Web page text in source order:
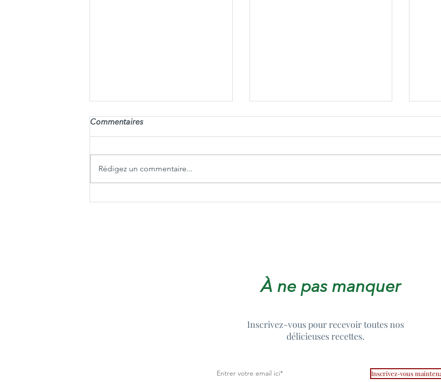
Pesto rouge à l'ail
Commentaires
Rédigez un commentaire...
À ne pas manquer
Inscrivez-vous pour recevoir toutes nos
délicieuses recettes.
Inscrivez-vous